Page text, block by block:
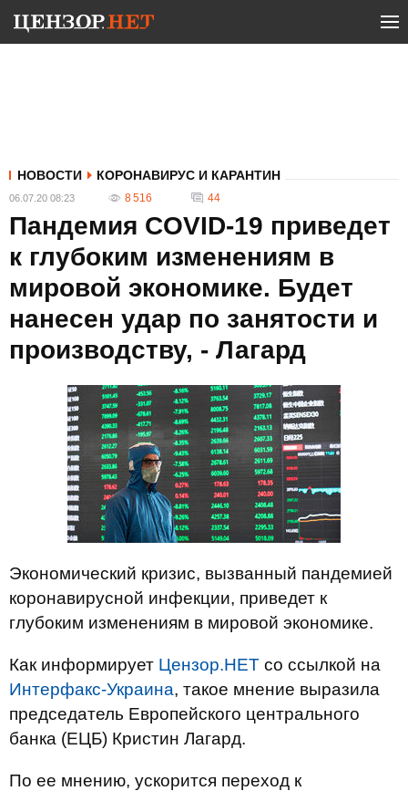
НОВОСТИ КОРОНАВИРУС И КАРАНТИН
06.07.20 08:23 8 516 44
Пандемия COVID-19 приведет
к глубоким изменениям в
мировой экономике. Будет
нанесен удар по занятости и
производству, - Лагард
Экономический кризис, вызванный пандемией
коронавирусной инфекции, приведет к
глубоким изменениям в мировой экономике.
Как информирует Цензор.НЕТ со ссылкой на
Интерфакс-Украина, такое мнение выразила
председатель Европейского центрального
банка (ЕЦБ) Кристин Лагард.
По ее мнению, ускорится переход к